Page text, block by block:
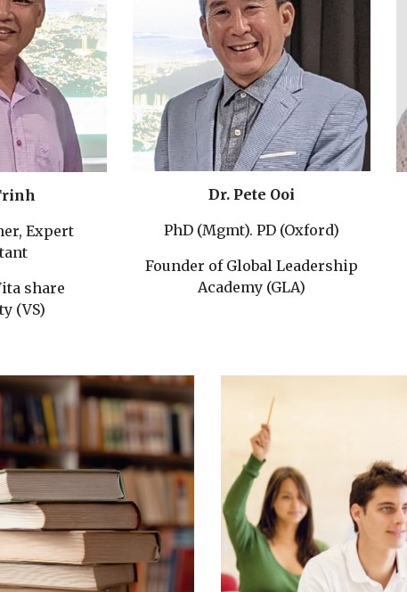
Expert
share
(VS)
Dr. Pete Ooi
PhD (Mgmt). PD (Oxford)
Founder of Global Leadership
Academy (GLA)